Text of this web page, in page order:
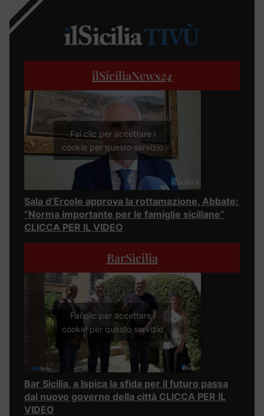
ilSiciliaNews24
Fai clic per accettare i
cookie per questo servizio
Sala d’Ercole approva la rottamazione, Abbate:
“Norma importante per le famiglie siciliane”
CLICCA PER IL VIDEO
BarSicilia
Fai clic per accettare i
cookie per questo servizio
Bar Sicilia, a Ispica la sfida per il futuro passa
dal nuovo governo della città CLICCA PER IL
VIDEO